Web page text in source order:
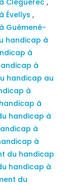
Évellys ,
Guémené-
handicap à
à
à
handicap au
à
à
handicap à
à
à
du handicap
handicap à
du